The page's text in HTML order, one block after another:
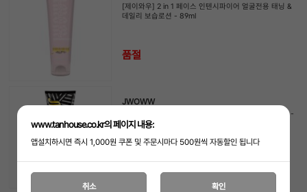
[제이와우] 2 in 1 페이스 인텐시파이어 얼굴전용 태닝 &
데일리 보습로션 - 89ml
품절
JWOWW
[제이와우] 스터닝 어드밴스드 화이트 브론저 태닝로션 -
300ml
품절
www.tanhouse.co.kr의 페이지 내용:
앱설치하시면 즉시 1,000원 쿠폰 및 주문시마다 500원씩 자동할인 됩니다
취소 확인